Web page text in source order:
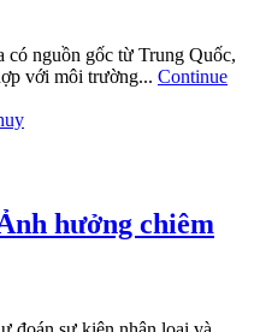
có nguồn gốc từ Trung Quốc,
với môi trường... Continue
hưởng chiêm